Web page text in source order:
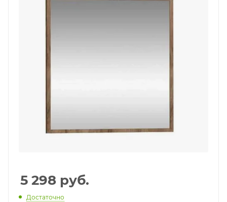
5 298 руб.
Достаточно